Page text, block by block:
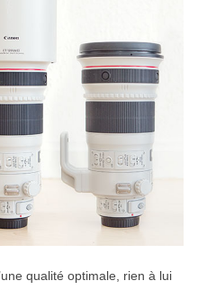
qualité optimale, rien à lui